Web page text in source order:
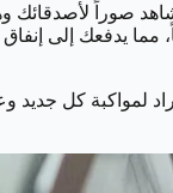
تشاهد صوراً
مما يدفعك إلى
لمواكبة كل